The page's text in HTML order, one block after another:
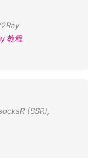
教程
(SSR),